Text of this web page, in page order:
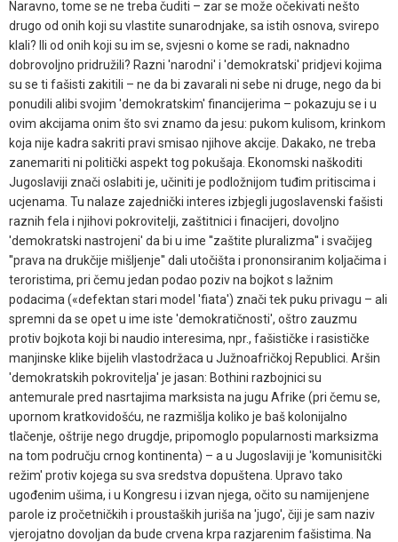
Naravno, tome se ne treba čuditi – zar se može očekivati nešto
drugo od onih koji su vlastite sunarodnjake, sa istih osnova, svirepo
klali? Ili od onih koji su im se, svjesni o kome se radi, naknadno
dobrovoljno pridružili? Razni 'narodni' i 'demokratski' pridjevi kojima
su se ti fašisti zakitili – ne da bi zavarali ni sebe ni druge, nego da bi
ponudili alibi svojim 'demokratskim' financijerima – pokazuju se i u
ovim akcijama onim što svi znamo da jesu: pukom kulisom, krinkom
koja nije kadra sakriti pravi smisao njihove akcije. Dakako, ne treba
zanemariti ni politički aspekt tog pokušaja. Ekonomski naškoditi
Jugoslaviji znači oslabiti je, učiniti je podložnijom tuđim pritiscima i
ucjenama. Tu nalaze zajednički interes izbjegli jugoslavenski fašisti
raznih fela i njihovi pokrovitelji, zaštitnici i finacijeri, dovoljno
'demokratski nastrojeni' da bi u ime ''zaštite pluralizma'' i svačijeg
''prava na drukčije mišljenje'' dali utočišta i prononsiranim koljačima i
teroristima, pri čemu jedan podao poziv na bojkot s lažnim
podacima («defektan stari model 'fiata') znači tek puku privagu – ali
spremni da se opet u ime iste 'demokratičnosti', oštro zauzmu
protiv bojkota koji bi naudio interesima, npr., fašističke i rasističke
manjinske klike bijelih vlastodržaca u Južnoafričkoj Republici. Aršin
'demokratskih pokrovitelja' je jasan: Bothini razbojnici su
antemurale pred nasrtajima marksista na jugu Afrike (pri čemu se,
upornom kratkovidošću, ne razmišlja koliko je baš kolonijalno
tlačenje, oštrije nego drugdje, pripomoglo popularnosti marksizma
na tom području crnog kontinenta) – a u Jugoslaviji je 'komunisitčki
režim' protiv kojega su sva sredstva dopuštena. Upravo tako
ugođenim ušima, i u Kongresu i izvan njega, očito su namijenjene
parole iz pročetničkih i proustaških juriša na 'jugo', čiji je sam naziv
vjerojatno dovoljan da bude crvena krpa razjarenim fašistima. Na